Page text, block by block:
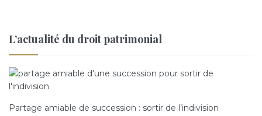
L’actualité du droit patrimonial
Partage amiable de succession : sortir de l’indivision